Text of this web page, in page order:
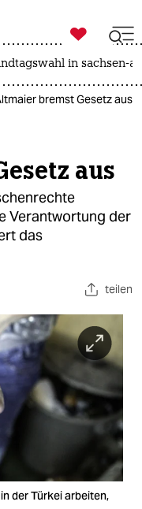

taz zahl ich
in sachsen-
bremst Gesetz aus
aus
Verantwortung der
das
teilen
der Türkei arbeiten,